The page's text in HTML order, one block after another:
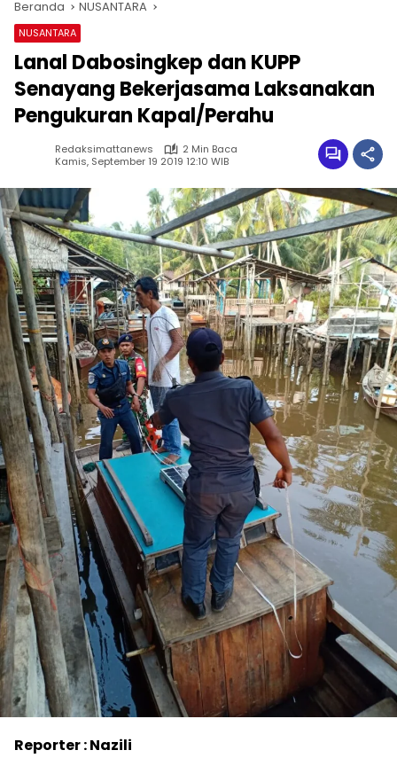
Beranda NUSANTARA
NUSANTARA
Lanal Dabosingkep dan KUPP
Senayang Bekerjasama Laksanakan
Pengukuran Kapal/Perahu
Redaksimattanews
2 Min Baca
Kamis, September 19 2019 12:10 WIB
Reporter : Nazili